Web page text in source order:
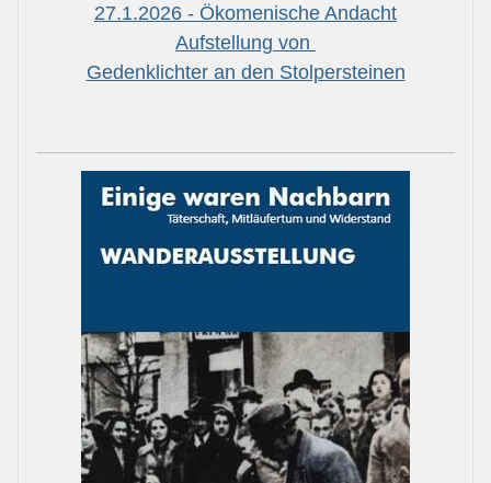
27.1.2026 - Ökomenische Andacht
Aufstellung von
Gedenklichter an den Stolpersteinen